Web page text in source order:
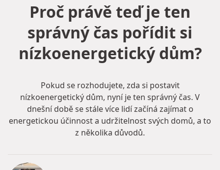
Proč právě teď je ten
správný čas pořídit si
nízkoenergetický dům?
Pokud se rozhodujete, zda si postavit
nízkoenergetický dům, nyní je ten správný čas. V
dnešní době se stále více lidí začíná zajímat o
energetickou účinnost a udržitelnost svých domů, a to
z několika důvodů.